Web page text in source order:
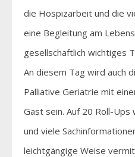
die Hospizarbeit und die
eine Begleitung am
gesellschaftlich wichtiges
An diesem Tag wird auch
Palliative Geriatrie mit
Gast sein. Auf 20 Roll-
und viele
leichtgängige Weise